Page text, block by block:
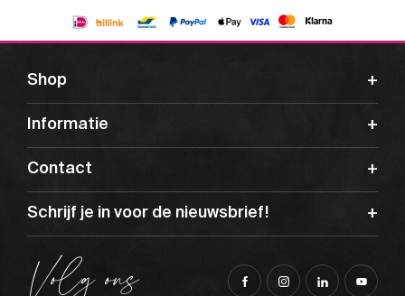
Shop
Informatie
Contact
Schrijf je in voor de nieuwsbrief!
Volg ons